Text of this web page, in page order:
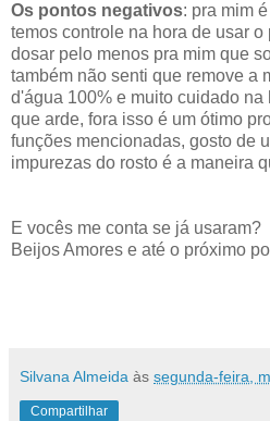
Os pontos negativos: pra mim
temos controle na hora de usar
dosar pelo menos pra mim que
também não senti que remove a
d'água 100% e muito cuidado
que arde, fora isso é um ótimo
funções mencionadas, gosto de
impurezas do rosto é a maneira
E vocês me conta se já usaram?
Beijos Amores e até o próximo
Silvana Almeida às segunda-feira,
Compartilhar